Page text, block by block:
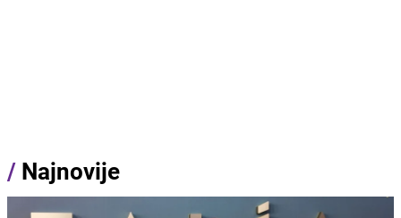
/ Najnovije